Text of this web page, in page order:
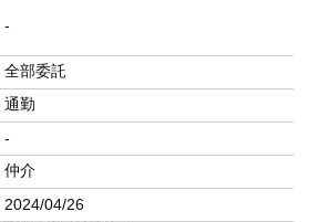
-
全部委託
通勤
-
仲介
2024/04/26